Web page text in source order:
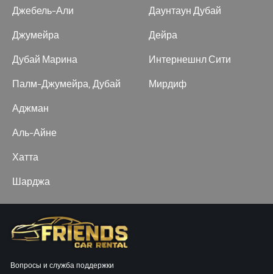
Джебель-Али
Джумейра
Дубай Марина
Палм-Джумейра, Дубай
Даунтаун Дубай
Дейра
Интернешнл Сити
Мирдиф
Аджман
Аль-Айне
Хатта
Шарджа
Вопросы и служба поддержки